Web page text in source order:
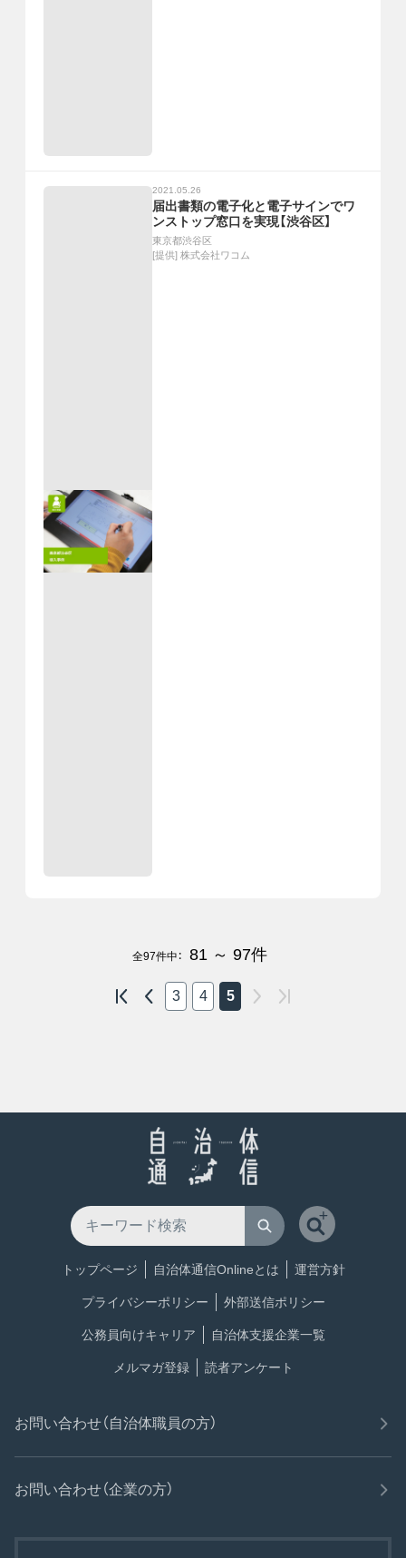
2021.05.26
届出書類の電子化と電子サインでワ
ンストップ窓口を実現【渋谷区】
東京都渋谷区
[提供] 株式会社ワコム
全97件中： 81 ～ 97件
3 4 5
トップページ 自治体通信Onlineとは 運営方針
プライバシーポリシー 外部送信ポリシー
公務員向けキャリア 自治体支援企業一覧
メルマガ登録 読者アンケート
お問い合わせ（自治体職員の方）
お問い合わせ（企業の方）